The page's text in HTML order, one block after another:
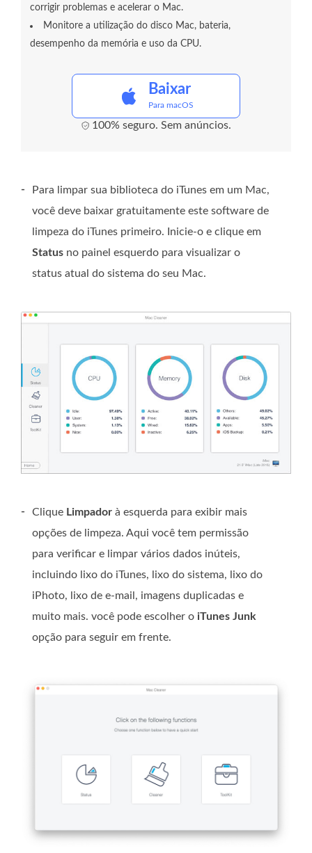
corrigir problemas e acelerar o Mac.
Monitore a utilização do disco Mac, bateria,
desempenho da memória e uso da CPU.
Baixar
Para macOS
100% seguro. Sem anúncios.
-
Para limpar sua biblioteca do iTunes em um Mac,
você deve baixar gratuitamente este software de
limpeza do iTunes primeiro. Inicie-o e clique em
Status no painel esquerdo para visualizar o
status atual do sistema do seu Mac.
- Clique Limpador à esquerda para exibir mais
opções de limpeza. Aqui você tem permissão
para verificar e limpar vários dados inúteis,
incluindo lixo do iTunes, lixo do sistema, lixo do
iPhoto, lixo de e-mail, imagens duplicadas e
muito mais. você pode escolher o iTunes Junk
opção para seguir em frente.